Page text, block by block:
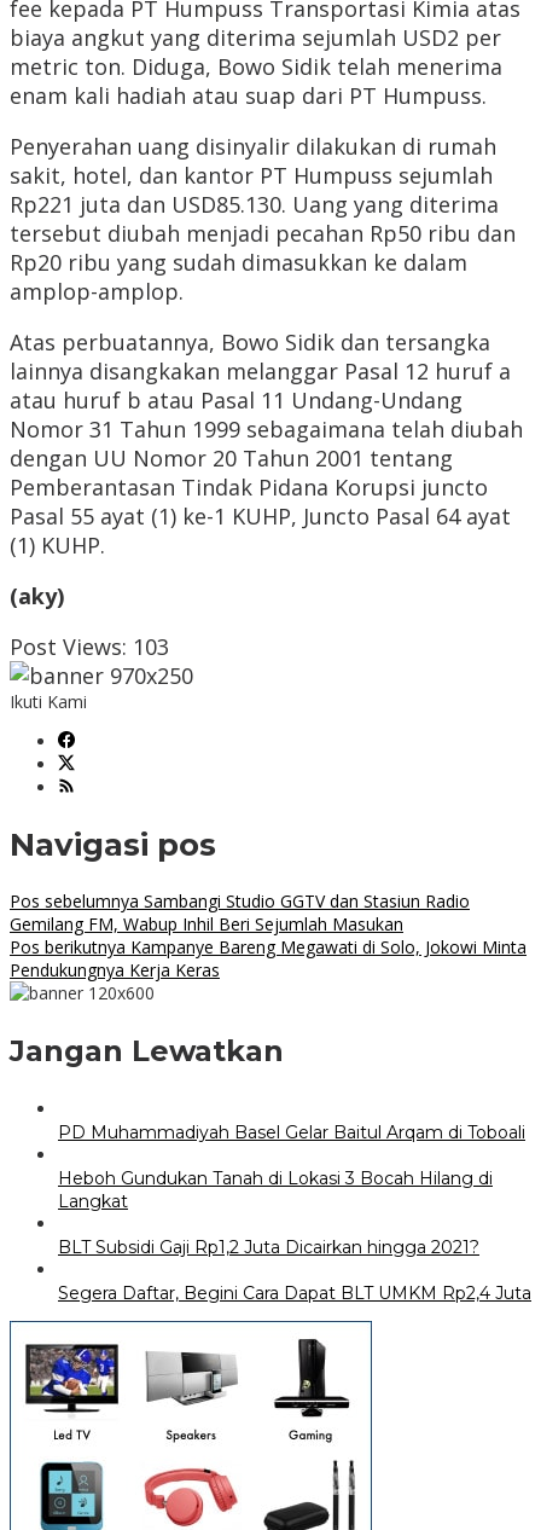
fee kepada PT Humpuss Transportasi Kimia atas
biaya angkut yang diterima sejumlah USD2 per
metric ton. Diduga, Bowo Sidik telah menerima
enam kali hadiah atau suap dari PT Humpuss.
Penyerahan uang disinyalir dilakukan di rumah
sakit, hotel, dan kantor PT Humpuss sejumlah
Rp221 juta dan USD85.130. Uang yang diterima
tersebut diubah menjadi pecahan Rp50 ribu dan
Rp20 ribu yang sudah dimasukkan ke dalam
amplop-amplop.
Atas perbuatannya, Bowo Sidik dan tersangka
lainnya disangkakan melanggar Pasal 12 huruf a
atau huruf b atau Pasal 11 Undang-Undang
Nomor 31 Tahun 1999 sebagaimana telah diubah
dengan UU Nomor 20 Tahun 2001 tentang
Pemberantasan Tindak Pidana Korupsi juncto
Pasal 55 ayat (1) ke-1 KUHP, Juncto Pasal 64 ayat
(1) KUHP.
(aky)
Post Views: 103
Ikuti Kami
Navigasi pos
Pos sebelumnya Sambangi Studio GGTV dan Stasiun Radio
Gemilang FM, Wabup Inhil Beri Sejumlah Masukan
Pos berikutnya Kampanye Bareng Megawati di Solo, Jokowi Minta
Pendukungnya Kerja Keras
Jangan Lewatkan
PD Muhammadiyah Basel Gelar Baitul Arqam di Toboali
Heboh Gundukan Tanah di Lokasi 3 Bocah Hilang di
Langkat
BLT Subsidi Gaji Rp1,2 Juta Dicairkan hingga 2021?
Segera Daftar, Begini Cara Dapat BLT UMKM Rp2,4 Juta